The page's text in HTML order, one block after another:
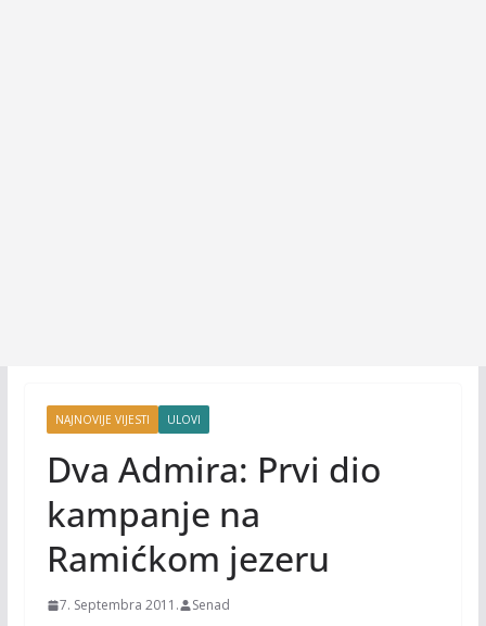
NAJNOVIJE VIJESTI ULOVI
Dva Admira: Prvi dio
kampanje na
Ramićkom jezeru
7. Septembra 2011. Senad